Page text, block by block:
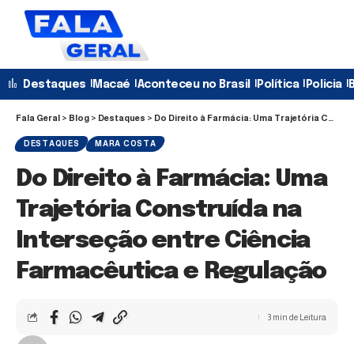
Destaques Macaé Aconteceu no Brasil Política Policia
Fala Geral > Blog > Destaques > Do Direito à Farmácia: Uma Trajetória Construída na Interseção entre Ciência Farmacêutica e Regulação
DESTAQUES MARA COSTA
Do Direito à Farmácia: Uma
Trajetória Construída na
Interseção entre Ciência
Farmacêutica e Regulação
3 min de Leitura